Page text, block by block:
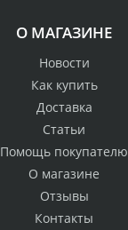
О МАГАЗИНЕ
Новости
Как купить
Доставка
Статьи
Помощь покупателю
О магазине
Отзывы
Контакты